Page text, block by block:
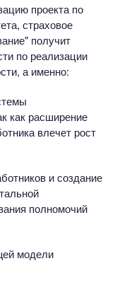
проекта по
страховое
получит
по реализации
а именно:
как расширение
влечет рост
и создание
полномочий
модели